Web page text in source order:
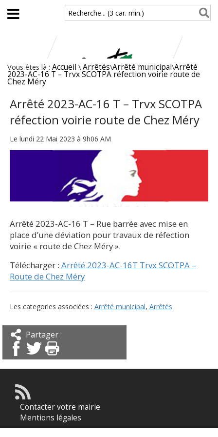
Aller au contenu principal
Recherche... (3 car. min.)
Vous êtes là : Accueil \ Arrêtés\Arrêté municipal\Arrêté
2023-AC-16 T – Trvx SCOTPA réfection voirie route de
Chez Méry
Arrêté 2023-AC-16 T – Trvx SCOTPA
réfection voirie route de Chez Méry
Le lundi 22 Mai 2023 à 9h06 AM
Arrêté 2023-AC-16 T – Rue barrée avec mise en
place d’une déviation pour travaux de réfection
voirie « route de Chez Méry ».
Télécharger : Arrêté 2023-AC-16T Trvx SCOTPA –
Route de Chez Méry
Les categories associées : Arrêté municipal, Arrêtés
Partager :
Contacter votre mairie
Mentions légales